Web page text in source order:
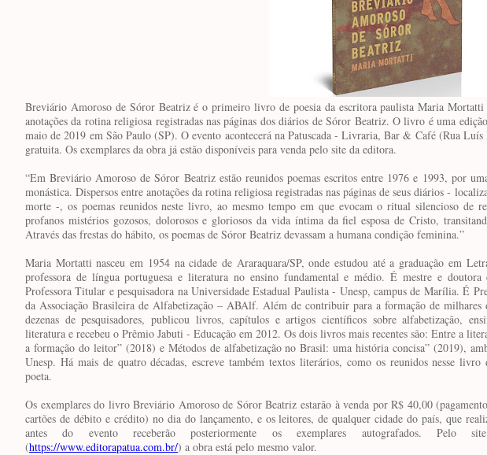
Breviário Amoroso de Sóror Beatriz é o primeiro livro de poesia da escritora paulista Maria Mortatti
anotações da rotina religiosa registradas nas páginas dos diários de Sóror Beatriz. O livro é uma
maio de 2019 em São Paulo (SP). O evento acontecerá na Patuscada - Livraria, Bar & Café (Rua
gratuita. Os exemplares da obra já estão disponíveis para venda pelo site da editora.
“Em Breviário Amoroso de Sóror Beatriz estão reunidos poemas escritos entre 1976 e 1993, por
monástica. Dispersos entre anotações da rotina religiosa registradas nas páginas de seus diários -
morte -, os poemas reunidos neste livro, ao mesmo tempo em que evocam o ritual silencioso
profanos mistérios gozosos, dolorosos e gloriosos da vida íntima da fiel esposa de Cristo,
Através das frestas do hábito, os poemas de Sóror Beatriz devassam a humana condição feminina.”
Maria Mortatti nasceu em 1954 na cidade de Araraquara/SP, onde estudou até a graduação em
professora de língua portuguesa e literatura no ensino fundamental e médio. É mestre e doutora
Professora Titular e pesquisadora na Universidade Estadual Paulista - Unesp, campus de Marília. É
da Associação Brasileira de Alfabetização – ABAlf. Além de contribuir para a formação de milhares
dezenas de pesquisadores, publicou livros, capítulos e artigos científicos sobre alfabetização,
literatura e recebeu o Prêmio Jabuti - Educação em 2012. Os dois livros mais recentes são: Entre a
a formação do leitor” (2018) e Métodos de alfabetização no Brasil: uma história concisa” (2019),
Unesp. Há mais de quatro décadas, escreve também textos literários, como os reunidos nesse livro
poeta.
Os exemplares do livro Breviário Amoroso de Sóror Beatriz estarão à venda por R$ 40,00
cartões de débito e crédito) no dia do lançamento, e os leitores, de qualquer cidade do país, que
antes do evento receberão posteriormente os exemplares autografados. Pelo
(https://www.editorapatua.com.br/) a obra está pelo mesmo valor.